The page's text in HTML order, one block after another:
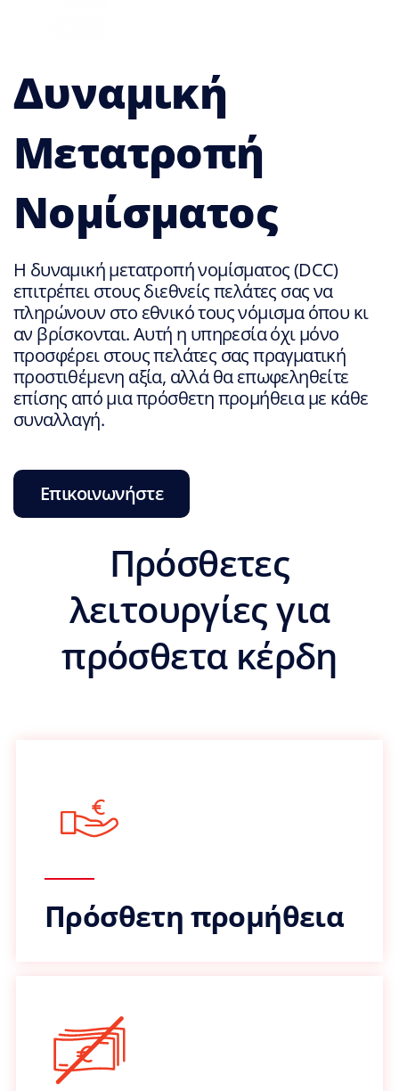
Δυναμική
Μετατροπή
Νομίσματος
Η δυναμική μετατροπή νομίσματος (DCC)
επιτρέπει στους διεθνείς πελάτες σας να
πληρώνουν στο εθνικό τους νόμισμα όπου κι
αν βρίσκονται. Αυτή η υπηρεσία όχι μόνο
προσφέρει στους πελάτες σας πραγματική
προστιθέμενη αξία, αλλά θα επωφεληθείτε
επίσης από μια πρόσθετη προμήθεια με κάθε
συναλλαγή.
Επικοινωνήστε
Πρόσθετες
λειτουργίες για
πρόσθετα κέρδη
Πρόσθετη προμήθεια